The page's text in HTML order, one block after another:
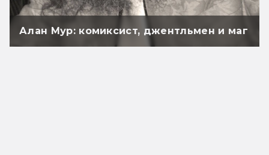
Алан Мур: комиксист, джентльмен и маг